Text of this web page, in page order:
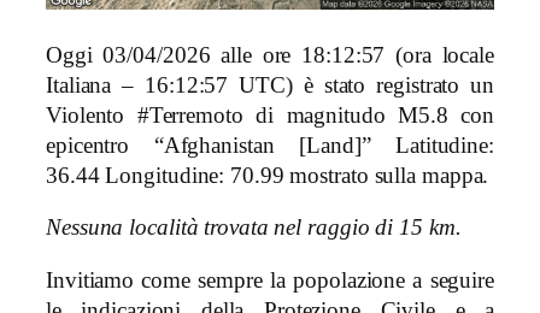
Oggi 03/04/2026 alle ore 18:12:57 (ora locale
Italiana – 16:12:57 UTC) è stato registrato un
Violento #Terremoto di magnitudo M5.8 con
epicentro “Afghanistan [Land]” Latitudine:
36.44 Longitudine: 70.99 mostrato sulla mappa.
Nessuna località trovata nel raggio di 15 km.
Invitiamo come sempre la popolazione a seguire